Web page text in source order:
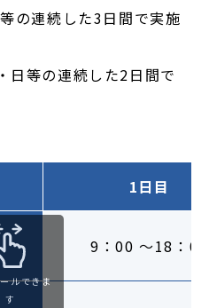
の連続した3日間で実施
日等の連続した2日間で
1日目
9：00 ～18：00
ルできま
す